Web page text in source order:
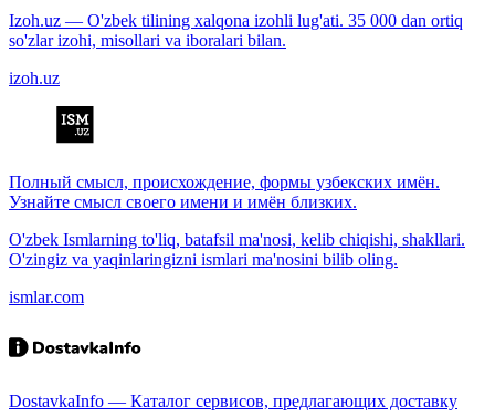
Izoh.uz — O'zbek tilining xalqona izohli lug'ati. 35 000 dan ortiq
so'zlar izohi, misollari va iboralari bilan.
izoh.uz
Полный смысл, происхождение, формы узбекских имён.
Узнайте смысл своего имени и имён близких.
O'zbek Ismlarning to'liq, batafsil ma'nosi, kelib chiqishi, shakllari.
O'zingiz va yaqinlaringizni ismlari ma'nosini bilib oling.
ismlar.com
DostavkaInfo — Каталог сервисов, предлагающих доставку